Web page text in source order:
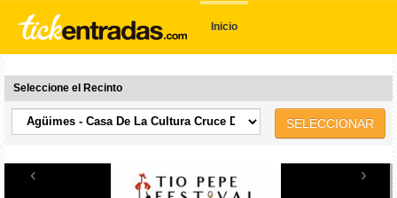
Inicio
Seleccione el Recinto
SELECCIONAR
‹ ›